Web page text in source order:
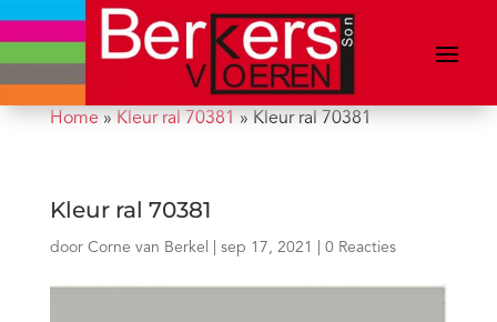
Home» Kleur ral 70381 » Kleur ral 70381
Kleur ral 70381
door Corne van Berkel sep 17, 2021 0 Reacties